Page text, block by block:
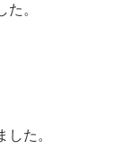
。
た。